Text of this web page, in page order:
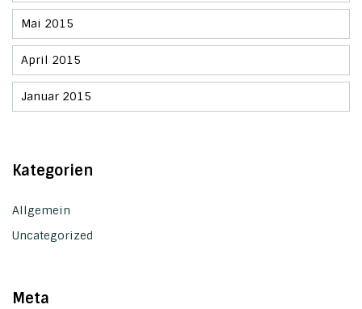
Mai 2015
April 2015
Januar 2015
Kategorien
Allgemein
Uncategorized
Meta